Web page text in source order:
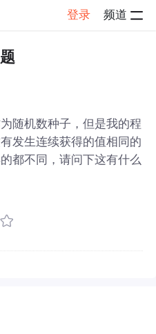
登录 频道
帖子详情
随机数种子，但是我的程
发生连续获得的值相同的
都不同，请问下这有什么